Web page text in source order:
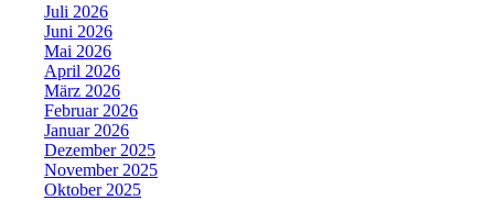
Juli 2026
Juni 2026
Mai 2026
April 2026
März 2026
Februar 2026
Januar 2026
Dezember 2025
November 2025
Oktober 2025